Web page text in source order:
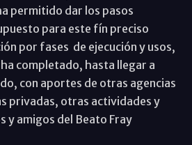
permitido dar los pasos
para este fín preciso
por fases de ejecución y usos,
completado, hasta llegar a
con aportes de otras agencias
privadas, otras actividades y
y amigos del Beato Fray